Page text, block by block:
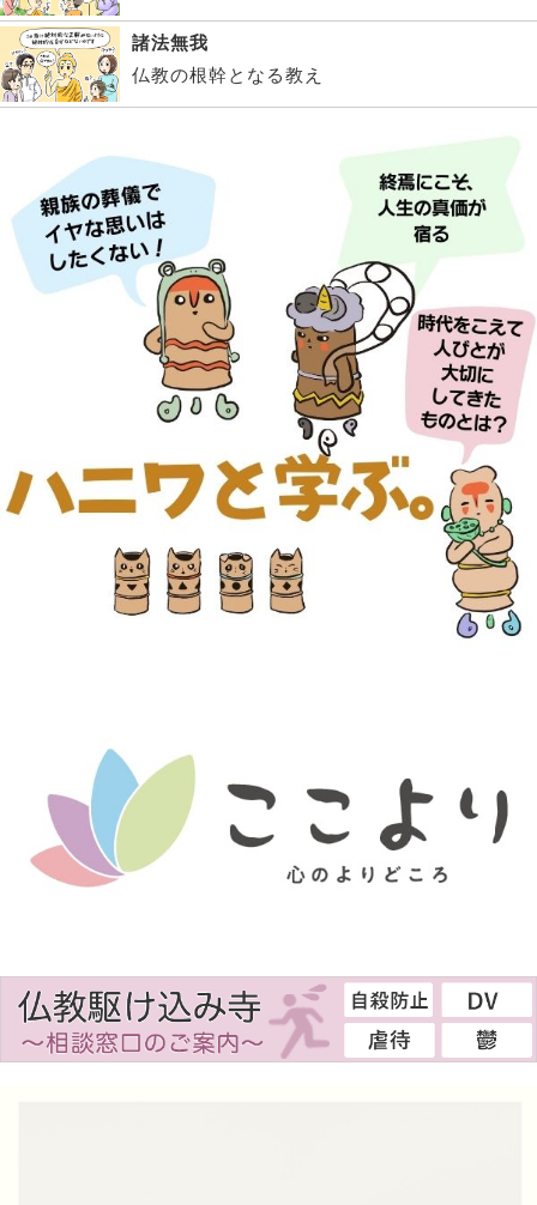
諸法無我
仏教の根幹となる教え